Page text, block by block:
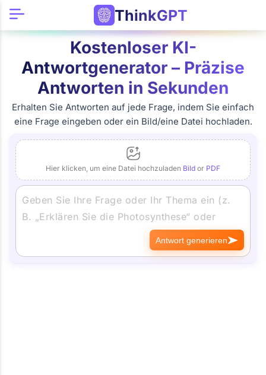
ThinkGPT
Kostenloser KI-
Antwortgenerator – Präzise
Antworten in Sekunden
Erhalten Sie Antworten auf jede Frage, indem Sie einfach
eine Frage eingeben oder ein Bild/eine Datei hochladen.
Hier klicken, um eine Datei hochzuladen Bild or PDF
Antwort generieren